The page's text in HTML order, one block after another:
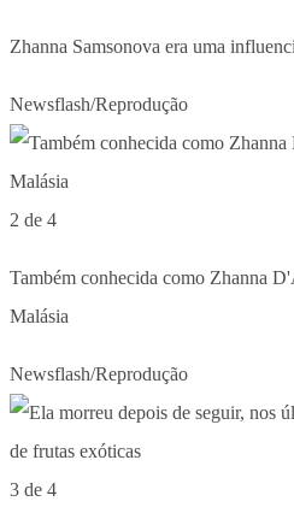
Zhanna Samsonova era uma
Newsflash/Reprodução
2 de 4
Também conhecida como Zhanna
Malásia
Newsflash/Reprodução
3 de 4